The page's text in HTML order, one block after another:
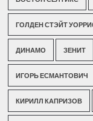
ГОЛДЕН СТЭЙТ
ДИНАМО ЗЕНИТ
ИГОРЬ ЕСМАНТОВИЧ
КИРИЛЛ КАПРИЗОВ